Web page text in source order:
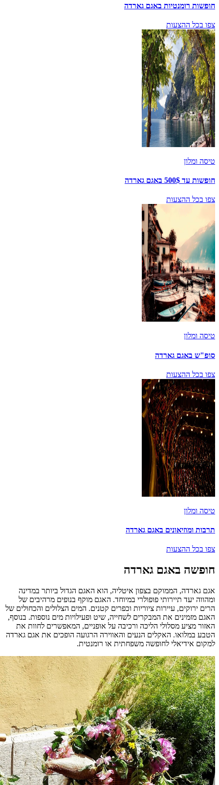
חופשות רומנטיות באגם גארדה
צפו בכל ההצעות
טיסה ומלון
חופשות עד 500$ באגם גארדה
צפו בכל ההצעות
טיסה ומלון
סופ"ש באגם גארדה
צפו בכל ההצעות
טיסה ומלון
תרבות ומוזיאונים באגם גארדה
צפו בכל ההצעות
חופשה באגם גארדה
אגם גארדה, הממוקם בצפון איטליה, הוא האגם הגדול ביותר במדינה
ומהווה יעד תיירותי פופולרי במיוחד. האגם מוקף בנופים מרהיבים של
הרים ירוקים, עיירות ציוריות וכפרים קטנים. המים הצלולים והכחולים של
האגם מזמינים את המבקרים לשחייה, שיט ופעילויות מים נוספות. בנוסף,
האזור מציע מסלולי הליכה ורכיבה על אופניים, המאפשרים לחוות את
הטבע במלואו. האקלים הנעים והאווירה הרגועה הופכים את אגם גארדה
למקום אידיאלי לחופשה משפחתית או רומנטית.